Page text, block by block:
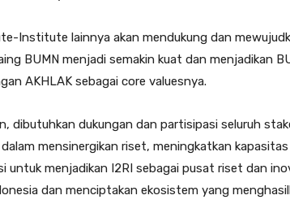
Institute lainnya akan mendukung dan
BUMN menjadi semakin kuat dan menjadikan
AKHLAK sebagai core valuesnya.
dibutuhkan dukungan dan partisipasi seluruh
mensinergikan riset, meningkatkan
untuk menjadikan I2RI sebagai pusat riset dan
dan menciptakan ekosistem yang